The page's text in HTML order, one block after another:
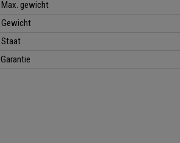
Max. gewicht
Gewicht
Staat
Garantie